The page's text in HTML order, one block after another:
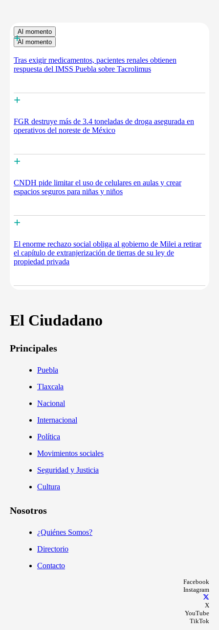
Al momento
Al momento
+
Tras exigir medicamentos, pacientes renales obtienen
respuesta del IMSS Puebla sobre Tacrolimus
+
FGR destruye más de 3.4 toneladas de droga asegurada en
operativos del noreste de México
+
CNDH pide limitar el uso de celulares en aulas y crear
espacios seguros para niñas y niños
+
El enorme rechazo social obliga al gobierno de Milei a retirar
el capítulo de extranjerización de tierras de su ley de
propiedad privada
El Ciudadano
Principales
Puebla
Tlaxcala
Nacional
Internacional
Política
Movimientos sociales
Seguridad y Justicia
Cultura
Nosotros
¿Quiénes Somos?
Directorio
Contacto
Facebook
Instagram
X
YouTube
TikTok